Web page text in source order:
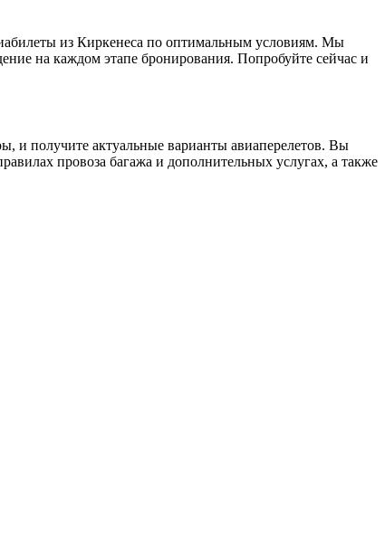
из Киркенеса по оптимальным условиям. Мы
на каждом этапе бронирования. Попробуйте сейчас и
и получите актуальные варианты авиаперелетов. Вы
провоза багажа и дополнительных услугах, а также